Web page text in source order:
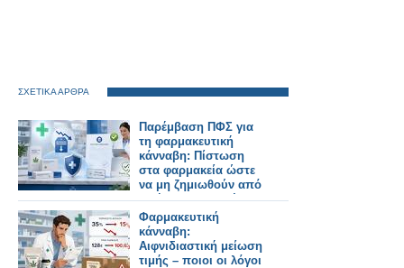
ΣΧΕΤΙΚΑ ΑΡΘΡΑ
Παρέμβαση ΠΦΣ για
τη φαρμακευτική
κάνναβη: Πίστωση
στα φαρμακεία ώστε
να μη ζημιωθούν από
το ήδη αγορασμένο
στοκ
Φαρμακευτική
κάνναβη:
Αιφνιδιαστική μείωση
τιμής – ποιοι οι λόγοι